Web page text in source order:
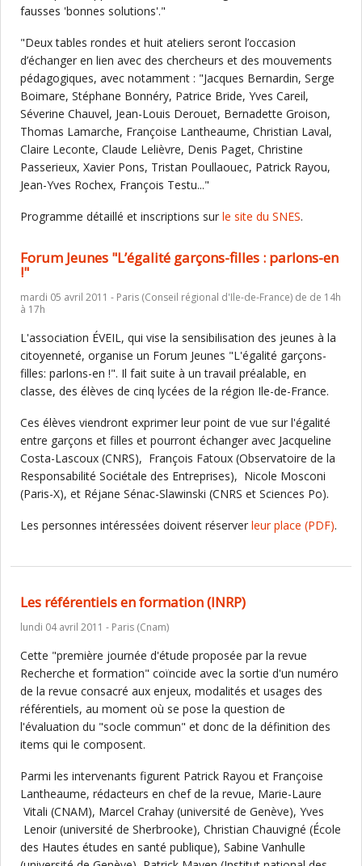
fausses 'bonnes solutions'."
"Deux tables rondes et huit ateliers seront l’occasion
d’échanger en lien avec des chercheurs et des mouvements
pédagogiques, avec notamment : "Jacques Bernardin, Serge
Boimare, Stéphane Bonnéry, Patrice Bride, Yves Careil,
Séverine Chauvel, Jean-Louis Derouet, Bernadette Groison,
Thomas Lamarche, Françoise Lantheaume, Christian Laval,
Claire Leconte, Claude Lelièvre, Denis Paget, Christine
Passerieux, Xavier Pons, Tristan Poullaouec, Patrick Rayou,
Jean-Yves Rochex, François Testu..."
Programme détaillé et inscriptions sur le site du SNES.
Forum Jeunes "L’égalité garçons-filles : parlons-en
!"
mardi 05 avril 2011 - Paris (Conseil régional d'Ile-de-France) de de 14h
à 17h
L'association ÉVEIL, qui vise la sensibilisation des jeunes à la
citoyenneté, organise un Forum Jeunes "L'égalité garçons-
filles: parlons-en !". Il fait suite à un travail préalable, en
classe, des élèves de cinq lycées de la région Ile-de-France.
Ces élèves viendront exprimer leur point de vue sur l'égalité
entre garçons et filles et pourront échanger avec Jacqueline
Costa-Lascoux (CNRS), François Fatoux (Observatoire de la
Responsabilité Sociétale des Entreprises), Nicole Mosconi
(Paris-X), et Réjane Sénac-Slawinski (CNRS et Sciences Po).
Les personnes intéressées doivent réserver leur place (PDF).
Les référentiels en formation (INRP)
lundi 04 avril 2011 - Paris (Cnam)
Cette "première journée d'étude proposée par la revue
Recherche et formation" coïncide avec la sortie d'un numéro
de la revue consacré aux enjeux, modalités et usages des
référentiels, au moment où se pose la question de
l'évaluation du "socle commun" et donc de la définition des
items qui le composent.
Parmi les intervenants figurent Patrick Rayou et Françoise
Lantheaume, rédacteurs en chef de la revue, Marie-Laure
Vitali (CNAM), Marcel Crahay (université de Genève), Yves
Lenoir (université de Sherbrooke), Christian Chauvigné (École
des Hautes études en santé publique), Sabine Vanhulle